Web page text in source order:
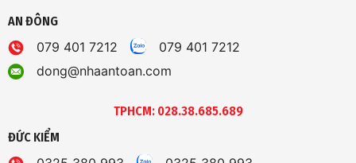
AN ĐÔNG
079 401 7212
079 401 7212
dong@nhaantoan.com
TPHCM: 028.38.685.689
ĐỨC KIỂM